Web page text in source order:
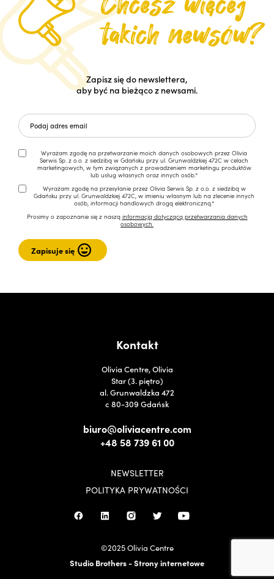
Zapisz się do newslettera,
aby być na bieżąco z newsami.
Wyrażam zgodę na przetwarzanie moich danych osobowych przez Olivia
Serwis Sp. z o.o. z siedzibą w Gdańsku przy ul. Grunwaldzkiej 472C w celach
marketingowych, w tym związanych z prowadzeniem marketingu produktów
lub usług własnych oraz innych osób.*
Wyrażam zgodę na przesyłanie przez Olivia Serwis Sp. z o.o. z siedzibą w
Gdańsku przy ul. Grunwaldzkiej 472C, w imieniu własnym lub na zlecenie innych
osób, informacji handlowych drogą elektroniczną.*
Prosimy o zapoznanie się z naszą informacją dotyczącą przetwarzania danych
osobowych.
Kontakt
Olivia Centre, Olivia
Star (3. piętro)
al. Grunwaldzka 472
c 80-309 Gdańsk
biuro@oliviacentre.com
+48 58 739 61 00
NEWSLETTER
POLITYKA PRYWATNOŚCI
©2025 Olivia Centre
Studio Brothers - Strony internetowe